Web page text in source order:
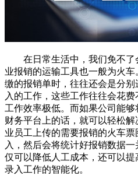
在日常生活中，我们免不了
业报销的运输工具也一般为火
缴的报销单时，往往还会是分
入的工作，这些工作往往会花
工作效率极低。而如果公司能
财务平台上的话，就可以轻松
业员工上传的需要报销的火车
入，然后会将统计好报销数据
仅可以降低人工成本，还可以
录入工作的智能化。